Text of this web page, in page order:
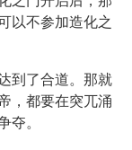
以不参加造化之
到了合道。那就
，都要在突兀涌
夺。